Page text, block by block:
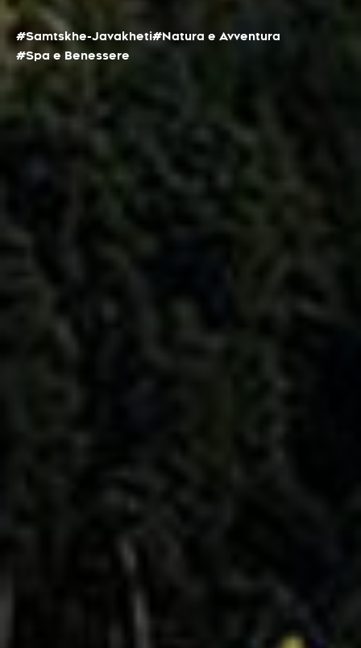
#Samtskhe-Javakheti#Natura e Avventura
#Spa e Benessere